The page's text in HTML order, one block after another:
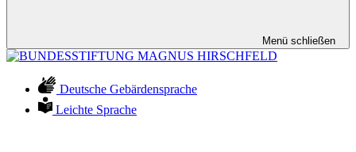
Menü schließen
Deutsche Gebärdensprache
Leichte Sprache